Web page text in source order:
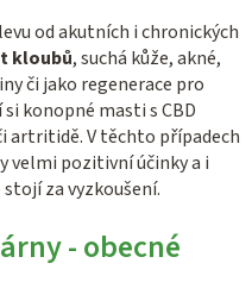
od akutních i chronických
kloubů, suchá kůže, akné,
či jako regenerace pro
konopné masti s CBD
artritidě. V těchto případech
velmi pozitivní účinky a i
za vyzkoušení.
- obecné